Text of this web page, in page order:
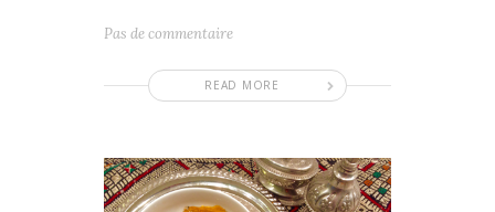
READ MORE
Pas de commentaire